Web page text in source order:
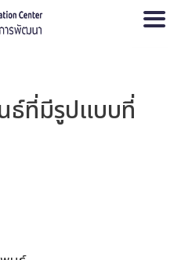
ธ์ที่มีรูปแบบที่